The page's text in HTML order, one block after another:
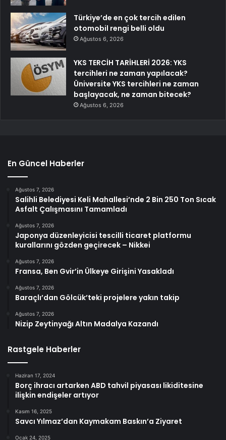
Türkiye’de en çok tercih edilen
otomobil rengi belli oldu
Ağustos 6, 2026
YKS TERCİH TARİHLERİ 2026: YKS
tercihleri ne zaman yapılacak?
Üniversite YKS tercihleri ne zaman
başlayacak, ne zaman bitecek?
Ağustos 6, 2026
En Güncel Haberler
Ağustos 7, 2026
Salihli Belediyesi Keli Mahallesi’nde 2 Bin 250 Ton Sıcak
Asfalt Çalışmasını Tamamladı
Ağustos 7, 2026
Japonya düzenleyicisi tescilli ticaret platformu
kurallarını gözden geçirecek – Nikkei
Ağustos 7, 2026
Fransa, Ben Gvir’in Ülkeye Girişini Yasakladı
Ağustos 7, 2026
Baraçlı’dan Gölcük’teki projelere yakın takip
Ağustos 7, 2026
Nizip Zeytinyağı Altın Madalya Kazandı
Rastgele Haberler
Haziran 17, 2024
Borç ihracı artarken ABD tahvil piyasası likiditesine
ilişkin endişeler artıyor
Kasım 16, 2025
Savcı Yılmaz’dan Kaymakam Baskın’a Ziyaret
Ocak 24, 2025